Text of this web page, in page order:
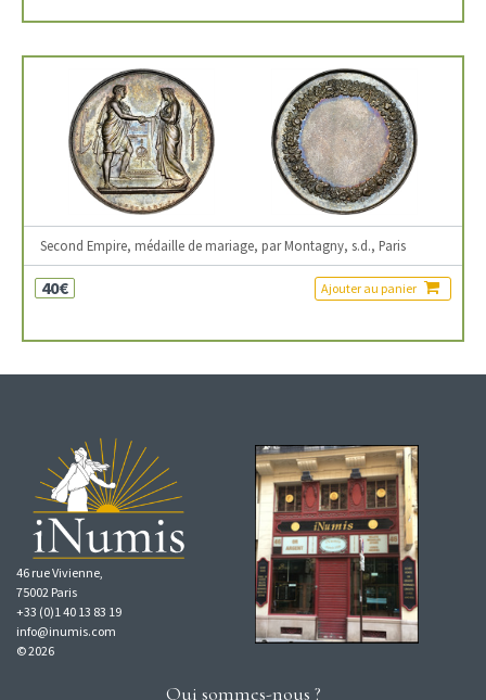
Second Empire, médaille de mariage, par Montagny, s.d., Paris
40€ Ajouter au panier
46 rue Vivienne,
75002 Paris
+33 (0)1 40 13 83 19
info@inumis.com
© 2026
Qui sommes-nous ?